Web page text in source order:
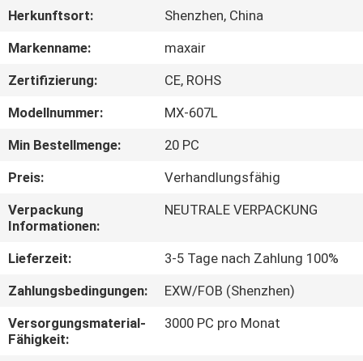
UNS
AUSFLUG
QUALITÄTSKONTROLLE
TRETEN
SIE
MIT
UNS
VERBINDUNG
Herkunftsort:
Shenzhen, China
Markenname:
maxair
Zertifizierung:
CE, ROHS
Modellnummer:
MX-607L
Min Bestellmenge:
20 PC
Preis:
Verhandlungsfähig
Verpackung
Informationen:
NEUTRALE VERPACKUNG
Lieferzeit:
3-5 Tage nach Zahlung 100%
Zahlungsbedingungen:
EXW/FOB (Shenzhen)
Versorgungsmaterial-
Fähigkeit:
3000 PC pro Monat